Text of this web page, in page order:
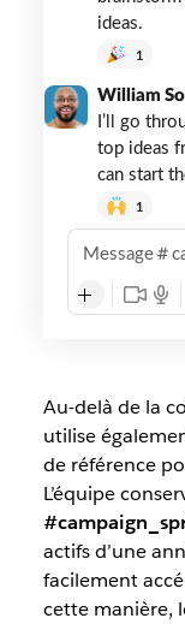
ideas.
1
William
I’ll go
top ideas
can start
1
Message
Au-delà de la
utilise
de référence
L’équipe
actifs d’une
facilement
cette manière,